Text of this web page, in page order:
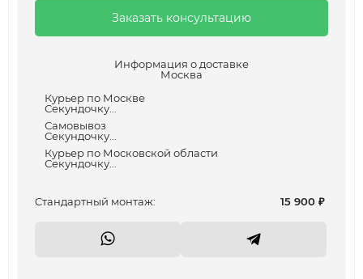
Заказать консультацию
Информация о доставке
Москва
Курьер по Москве
Секундочку...
Самовывоз
Секундочку...
Курьер по Московской области
Секундочку...
Cтандартный монтаж: 15 900 ₽